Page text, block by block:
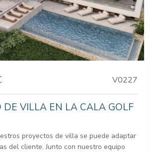
V0227
DE VILLA EN LA CALA GOLF
proyectos de villa se puede adaptar
del cliente. Junto con nuestro equipo